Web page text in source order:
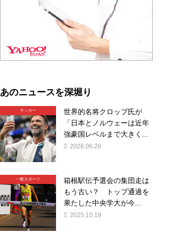
あのニュースを深堀り
サッカー
世界的名将クロップ氏が
「日本とノルウェーは近年
強豪国レベルまで大きく...
2026.06.26
一般スポーツ
箱根駅伝予選会の集団走は
もう古い？ トップ通過を
果たした中央学大が今...
2025.10.19